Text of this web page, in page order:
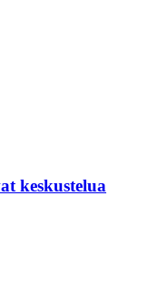
keskustelua